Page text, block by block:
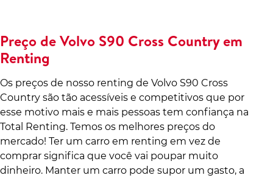
Preço de Volvo S90 Cross Country em
Renting
Os preços de nosso renting de Volvo S90 Cross
Country são tão acessíveis e competitivos que por
esse motivo mais e mais pessoas tem confiança na
Total Renting. Temos os melhores preços do
mercado! Ter um carro em renting em vez de
comprar significa que você vai poupar muito
dinheiro. Manter um carro pode supor um gasto, a